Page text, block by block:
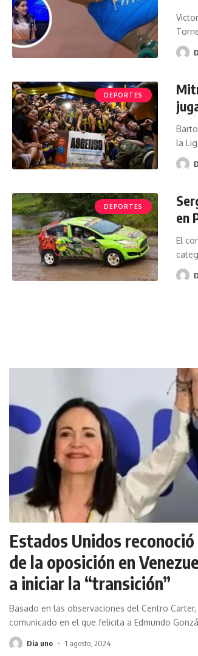
DEPORTES
la
DEPORTES
en
El
Estados Unidos
de la oposición en
a iniciar la “transición”
Basado en las observaciones del Centro
comunicado en el que felicita a Edmundo
Dia uno 1 agosto, 2024